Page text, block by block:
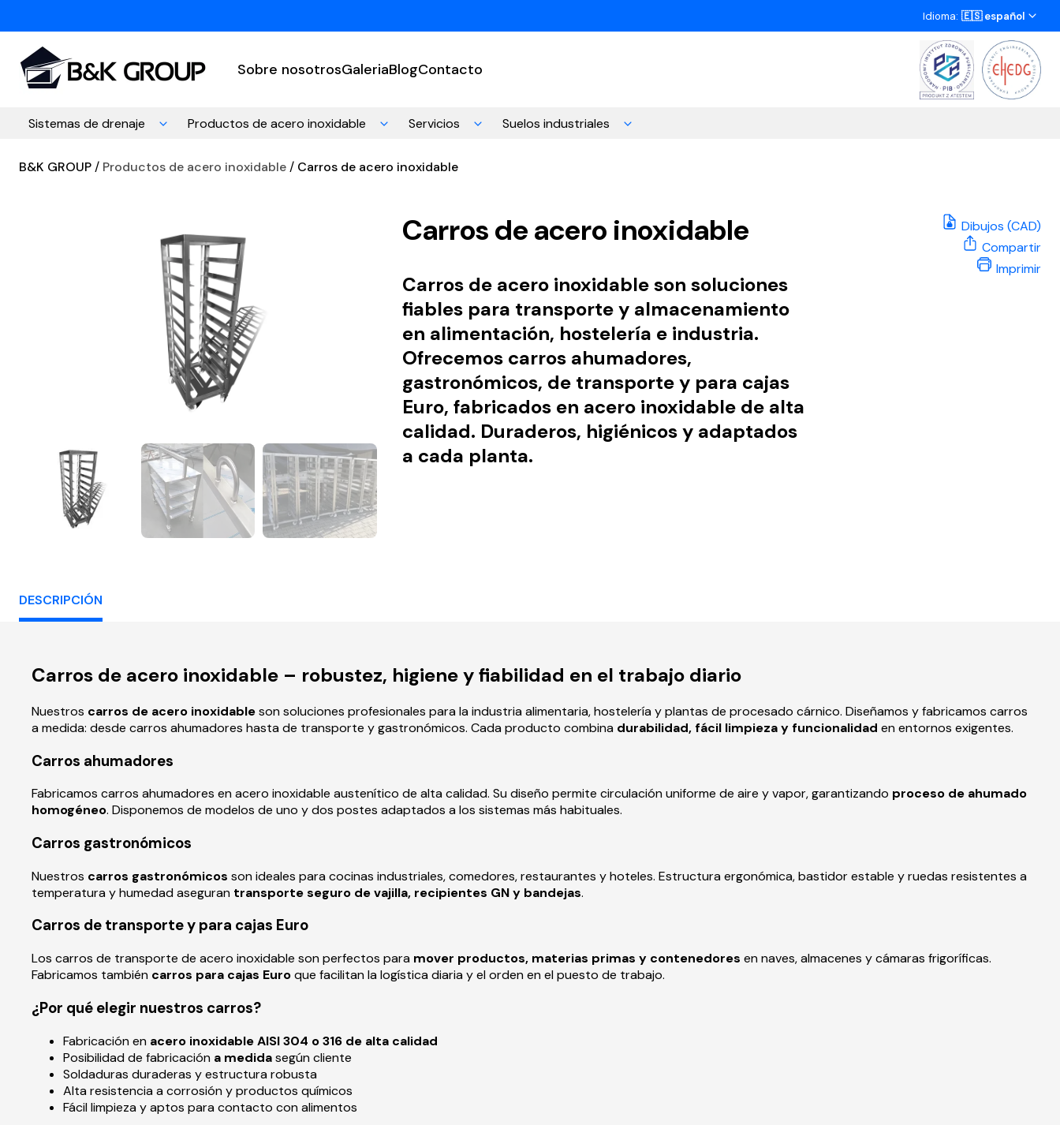
Idioma: 🇪🇸 español
Sobre nosotrosGaleriaBlogContacto
Sistemas de drenaje Productos de acero inoxidable Servicios Suelos industriales
B&K GROUP Productos de acero inoxidable Carros de acero inoxidable
Carros de acero inoxidable
Carros de acero inoxidableson soluciones
fiables para transporte y almacenamiento
en alimentación, hostelería e industria.
Ofrecemos carros ahumadores,
gastronómicos, de transporte y para cajas
Euro, fabricados en acero inoxidable de alta
calidad. Duraderos, higiénicos y adaptados
a cada planta.
Dibujos (CAD)
Compartir
Imprimir
DESCRIPCIÓN
Carros de acero inoxidable – robustez, higiene y fiabilidad en el trabajo diario
Nuestros carros de acero inoxidableson soluciones profesionales para la industria alimentaria, hostelería y plantas de procesado cárnico. Diseñamos y fabricamos carros
a medida: desde carros ahumadores hasta de transporte y gastronómicos. Cada producto combina durabilidad, fácil limpieza y funcionalidad en entornos exigentes.
Carros ahumadores
Fabricamos carros ahumadores en acero inoxidable austenítico de alta calidad. Su diseño permite circulación uniforme de aire y vapor, garantizando proceso de ahumado
homogéneo. Disponemos de modelos de uno y dos postes adaptados a los sistemas más habituales.
Carros gastronómicos
Nuestros carros gastronómicos son ideales para cocinas industriales, comedores, restaurantes y hoteles. Estructura ergonómica, bastidor estable y ruedas resistentes a
temperatura y humedad aseguran transporte seguro de vajilla, recipientes GN y bandejas.
Carros de transporte y para cajas Euro
Los carros de transporte de acero inoxidable son perfectos para mover productos, materias primas y contenedores en naves, almacenes y cámaras frigoríficas.
Fabricamos también carros para cajas Euroque facilitan la logística diaria y el orden en el puesto de trabajo.
¿Por qué elegir nuestros carros?
Fabricación en acero inoxidable AISI 304 o 316 de alta calidad
Posibilidad de fabricación a medidasegún cliente
Soldaduras duraderas y estructura robusta
Alta resistencia a corrosión y productos químicos
Fácil limpieza y aptos para contacto con alimentos